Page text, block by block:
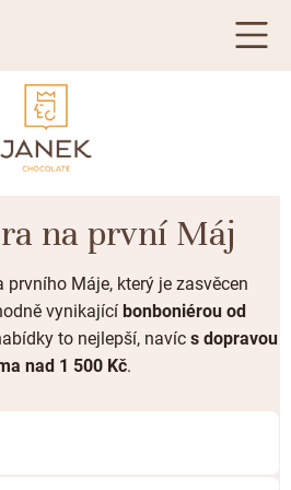
NÁKUPNÍ
KOŠÍK
A LANÝŽE
na první Máj
Máje, který je zasvěcen
vynikající bonboniérou od
to nejlepší, navíc s dopravou
nad 1 500 Kč.